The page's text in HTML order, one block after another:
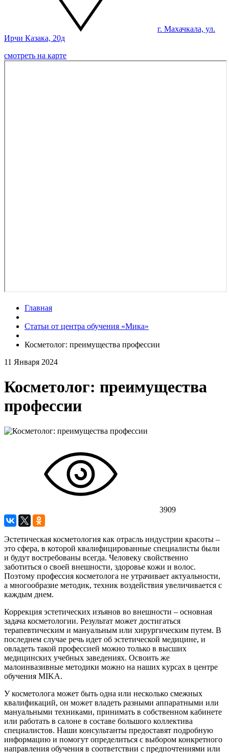
г. Махачкала, ул.
Ирчи Казака, 20д
смотреть на карте
Главная
Статьи от центра обучения «Мика»
Косметолог: преимущества профессии
11 Января 2024
Косметолог: преимущества
профессии
3909
Эстетическая косметология как отрасль индустрии красоты –
это сфера, в которой квалифицированные специалисты были
и будут востребованы всегда. Человеку свойственно
заботиться о своей внешности, здоровье кожи и волос.
Поэтому профессия косметолога не утрачивает актуальности,
а многообразие методик, техник воздействия увеличивается с
каждым днем.
Коррекция эстетических изъянов во внешности – основная
задача косметологии. Результат может достигаться
терапевтическим и мануальным или хирургическим путем. В
последнем случае речь идет об эстетической медицине, и
овладеть такой профессией можно только в высших
медицинских учебных заведениях. Освоить же
малоинвазивные методики можно на наших курсах в центре
обучения MIKA.
У косметолога может быть одна или несколько смежных
квалификаций, он может владеть разными аппаратными или
мануальными техниками, принимать в собственном кабинете
или работать в салоне в составе большого коллектива
специалистов. Наши консультанты предоставят подробную
информацию и помогут определиться с выбором конкретного
направления обучения в соответствии с предпочтениями или